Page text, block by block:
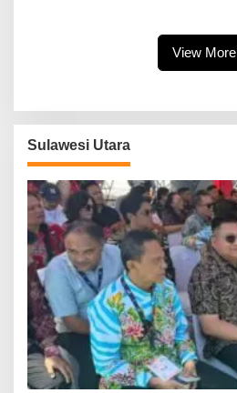
View More
Sulawesi Utara